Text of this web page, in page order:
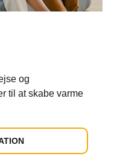
og
til at skabe varme